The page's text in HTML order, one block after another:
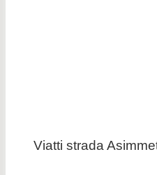
Viatti strada